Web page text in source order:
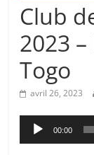
Club
2023
Togo
avril 26, 2023
Lecteur
audio
00:00